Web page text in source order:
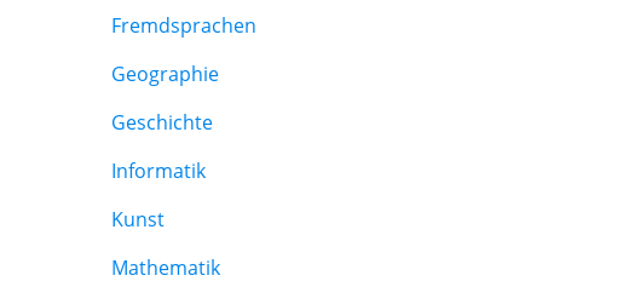
Fremdsprachen
Geographie
Geschichte
Informatik
Kunst
Mathematik